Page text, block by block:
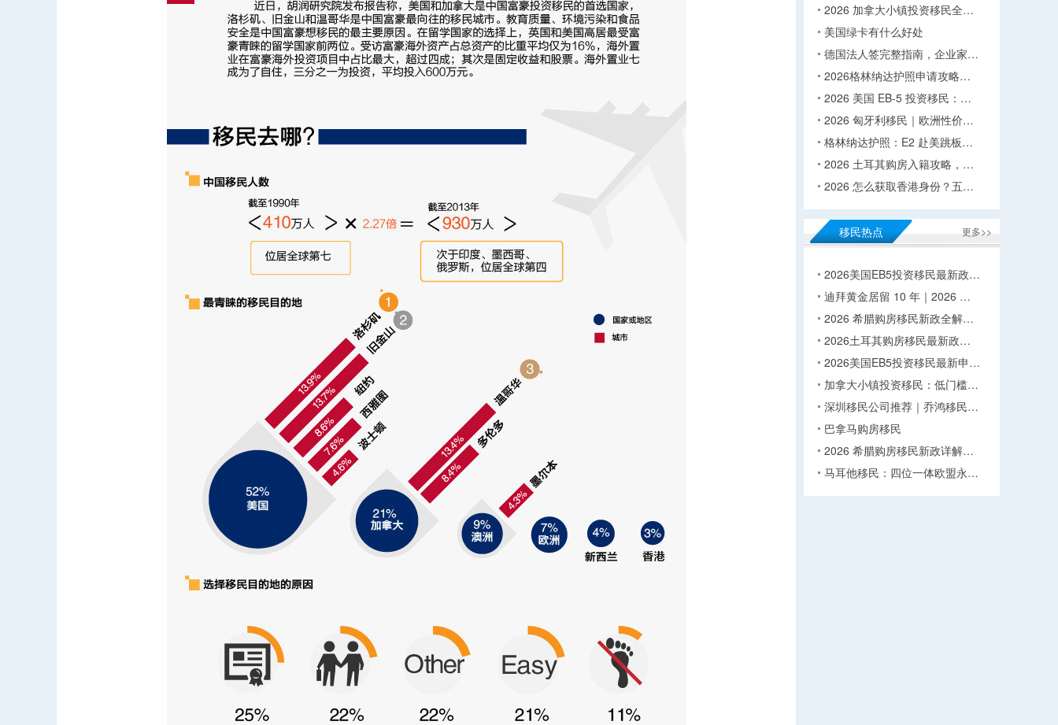
2026 加拿大小镇投资移民全…
美国绿卡有什么好处
德国法人签完整指南，企业家…
2026格林纳达护照申请攻略…
2026 美国 EB-5 投资移民：…
2026 匈牙利移民｜欧洲性价…
格林纳达护照：E2 赴美跳板…
2026 土耳其购房入籍攻略，…
2026 怎么获取香港身份？五…
更多>>
移民热点
2026美国EB5投资移民最新政…
迪拜黄金居留 10 年｜2026 …
2026 希腊购房移民新政全解…
2026土耳其购房移民最新政…
2026美国EB5投资移民最新申…
加拿大小镇投资移民：低门槛…
深圳移民公司推荐｜乔鸿移民…
巴拿马购房移民
2026 希腊购房移民新政详解…
马耳他移民：四位一体欧盟永…